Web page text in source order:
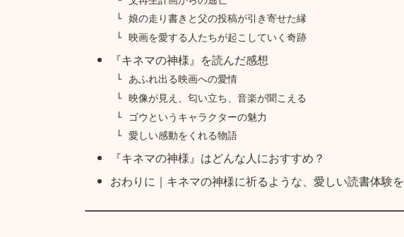
娘の走り書きと父の投稿が引き寄せた縁
映画を愛する人たちが起こしていく奇跡
『キネマの神様』を読んだ感想
あふれ出る映画への愛情
映像が見え、匂い立ち、音楽が聞こえる
ゴウというキャラクターの魅力
愛しい感動をくれる物語
『キネマの神様』はどんな人におすすめ？
おわりに｜キネマの神様に祈るような、愛しい読書体験を